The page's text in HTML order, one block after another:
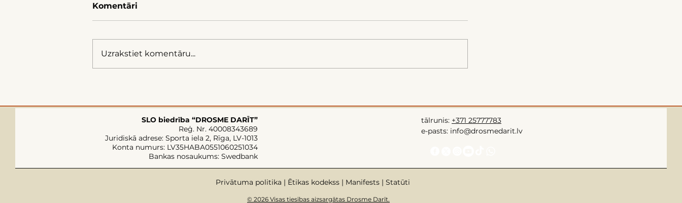
Komentāri
Uzrakstiet komentāru...
SLO biedrība “DROSME DARĪT”
Reģ. Nr. 40008343689
Juridiskā adrese: Sporta iela 2, Rīga, LV-1013
Konta numurs: LV35HABA0551060251034
Bankas nosaukums: Swedbank
tālrunis: +371 25777783
e-pasts: info@drosmedarit.lv
Privātuma politika | Ētikas kodekss | Manifests | Statūti
© 2026 Visas tiesības aizsargātas Drosme Darīt.